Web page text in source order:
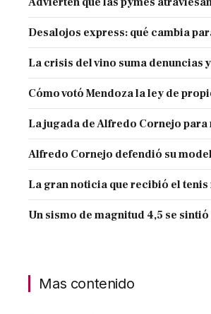
Desalojos express: qué cambia
La crisis del vino suma denuncias
Cómo votó Mendoza la ley de
La jugada de Alfredo Cornejo
Alfredo Cornejo defendió su
La gran noticia que recibió el
Un sismo de magnitud 4,5 se
Mas contenido